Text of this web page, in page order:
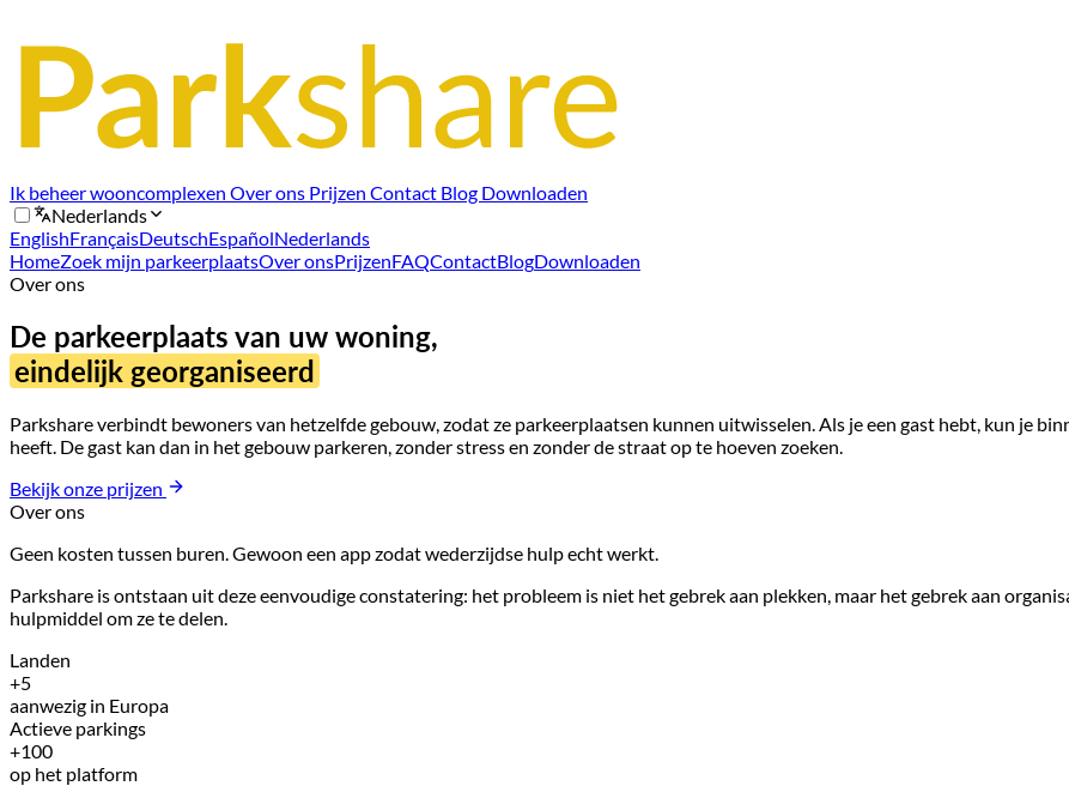
Ik beheer wooncomplexen Over ons Prijzen Contact Blog Downloaden
Nederlands
EnglishFrançaisDeutschEspañolNederlands
HomeZoek mijn parkeerplaatsOver onsPrijzenFAQContactBlogDownloaden
Over ons
De parkeerplaats van uw woning,
eindelijk georganiseerd
Parkshare verbindt bewoners van hetzelfde gebouw, zodat ze parkeerplaatsen kunnen uitwisselen. Als je een gast hebt, kun je
heeft. De gast kan dan in het gebouw parkeren, zonder stress en zonder de straat op te hoeven zoeken.
Bekijk onze prijzen
Over ons
Geen kosten tussen buren. Gewoon een app zodat wederzijdse hulp echt werkt.
Parkshare is ontstaan uit deze eenvoudige constatering: het probleem is niet het gebrek aan plekken, maar het gebrek aan
hulpmiddel om ze te delen.
Landen
+5
aanwezig in Europa
Actieve parkings
+100
op het platform